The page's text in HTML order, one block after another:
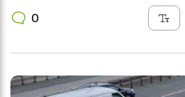
0